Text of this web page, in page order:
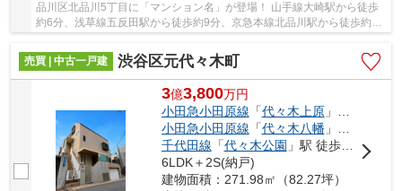
品川区北品川5丁目に「マンション名」が登場！ 山手線大崎駅から徒歩
約6分、浅草線五反田駅から徒歩約9分、京急本線北品川駅から徒歩約13
売買 | 中古一戸建
渋谷区元代々木町
3億3,800万円
小田急小田原線 「代々木上原」駅 徒歩6分
小田急小田原線 「代々木八幡」駅 徒歩9分
千代田線 「代々木公園 」駅 徒歩10分
6LDK＋2S(納戸)
建物面積：271.98㎡（82.27坪）